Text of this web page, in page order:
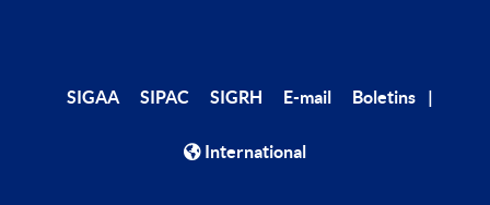
SIGAA SIPAC SIGRH E-mail Boletins
International